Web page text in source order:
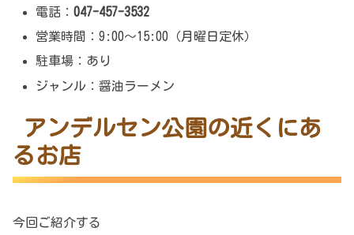
電話：047-457-3532
営業時間：9:00～15:00（月曜日定休）
駐車場：あり
ジャンル：醤油ラーメン
アンデルセン公園の近くにあ
るお店
今回ご紹介する